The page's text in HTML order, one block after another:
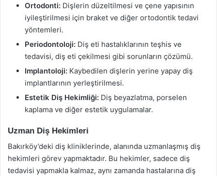
Ortodonti: Dişlerin düzeltilmesi ve çene yapısının
iyileştirilmesi için braket ve diğer ortodontik tedavi
yöntemleri.
Periodontoloji: Diş eti hastalıklarının teşhis ve
tedavisi, diş eti çekilmesi gibi sorunların çözümü.
Implantoloji: Kaybedilen dişlerin yerine yapay diş
implantlarının yerleştirilmesi.
Estetik Diş Hekimliği: Diş beyazlatma, porselen
kaplama ve diğer estetik uygulamalar.
Uzman Diş Hekimleri
Bakırköy’deki diş kliniklerinde, alanında uzmanlaşmış diş
hekimleri görev yapmaktadır. Bu hekimler, sadece diş
tedavisi yapmakla kalmaz, aynı zamanda hastalarına diş